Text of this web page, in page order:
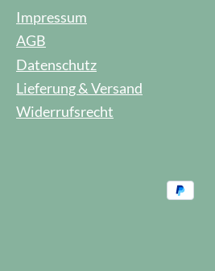
Impressum
AGB
Datenschutz
Lieferung & Versand
Widerrufsrecht